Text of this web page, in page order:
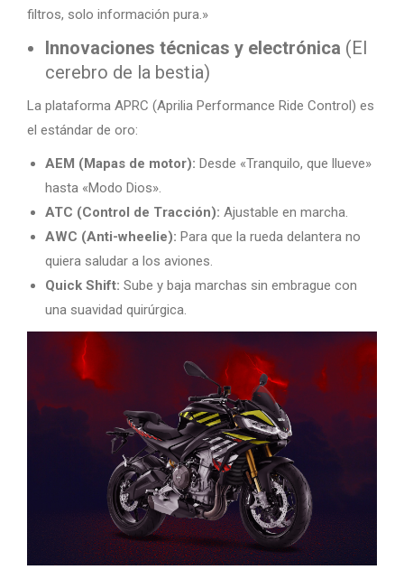
filtros, solo información pura.»
Innovaciones técnicas y electrónica (El
cerebro de la bestia)
La plataforma APRC (Aprilia Performance Ride Control) es
el estándar de oro:
AEM (Mapas de motor): Desde «Tranquilo, que llueve»
hasta «Modo Dios».
ATC (Control de Tracción): Ajustable en marcha.
AWC (Anti-wheelie): Para que la rueda delantera no
quiera saludar a los aviones.
Quick Shift: Sube y baja marchas sin embrague con
una suavidad quirúrgica.